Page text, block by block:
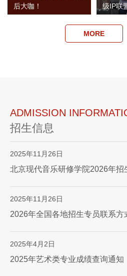
后大咖！
级IP联
MORE
ADMISSION
招生信息
2025年11月26日
北京现代音乐研修学院2026年招
2025年11月26日
2026年全国各地招生专员联系方
2025年4月2日
2025年艺术类专业成绩查询通知